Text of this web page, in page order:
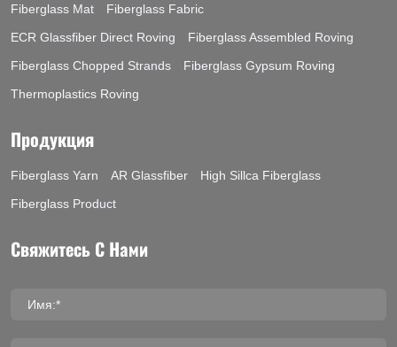
Fiberglass Mat
Fiberglass Fabric
ECR Glassfiber Direct Roving
Fiberglass Assembled Roving
Fiberglass Chopped Strands
Fiberglass Gypsum Roving
Thermoplastics Roving
Продукция
Fiberglass Yarn AR Glassfiber
High Sillca Fiberglass
Fiberglass Product
Свяжитесь С Нами
Имя:*